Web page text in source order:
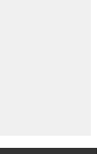
Verde Militar